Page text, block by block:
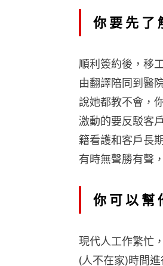
你要先了
順利簽約後，移
由翻譯陪同到醫
說她都教不會，
激動的要反駁客
籍看護和客戶長
有時無聲勝有聲
你可以幫
現代人工作繁忙
(人不在家)時間